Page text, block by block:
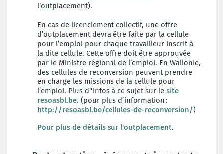
l'outplacement).
En cas de licenciement collectif, une offre
d’outplacement devra être faite par la cellule
pour l’emploi pour chaque travailleur inscrit à
la dite cellule. Cette offre doit être approuvée
par le Ministre régional de l’emploi. En Wallonie,
des cellules de reconversion peuvent prendre
en charge les missions de la cellule pour
l’emploi. Plus d''infos à ce sujet sur le site
resoasbl.be. (pour plus d’information :
http://resoasbl.be/cellules-de-reconversion/)
Pour plus de détails sur l'outplacement.